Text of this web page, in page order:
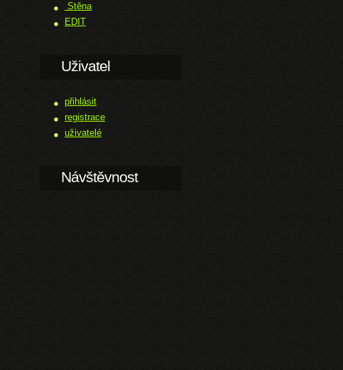
Stěna
EDIT
Uživatel
přihlásit
registrace
uživatelé
Návštěvnost